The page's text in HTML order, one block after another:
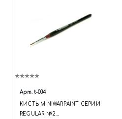
Арт. t-004
КИСТЬ MINIWARPAINT СЕРИИ
REGULAR №2